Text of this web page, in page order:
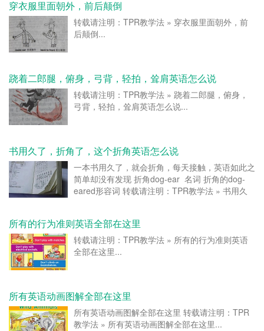
穿衣服里面朝外，前后颠倒
转载请注明：TPR教学法 » 穿衣服里面朝外，前
后颠倒...
跷着二郎腿，俯身，弓背，轻拍，耸肩英语怎么说
转载请注明：TPR教学法 » 跷着二郎腿，俯身，
弓背，轻拍，耸肩英语怎么说...
书用久了，折角了，这个折角英语怎么说
一本书用久了，就会折角，每天接触，英语如此之
简单却没有发现 折角dog-ear 名词 折角的dog-
eared形容词 转载请注明：TPR教学法 » 书用久
所有的行为准则英语全部在这里
转载请注明：TPR教学法 » 所有的行为准则英语
全部在这里...
所有英语动画图解全部在这里
所有英语动画图解全部在这里 转载请注明：TPR
教学法 » 所有英语动画图解全部在这里...